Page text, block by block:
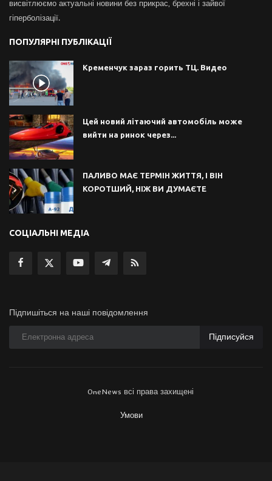
висвітлюємо актуальні новини без прикрас, брехні і зайвої
гіперболізації.
ПОПУЛЯРНІ ПУБЛІКАЦІЇ
Кременчук зараз горить ТЦ. Видео
Цей новий літаючий автомобіль може
вийти на ринок через...
ПАЛИВО МАЄ ТЕРМІН ЖИТТЯ, І ВІН
КОРОТШИЙ, НІЖ ВИ ДУМАЄТЕ
СОЦІАЛЬНІ МЕДІА
Підпишіться на наші повідомлення
Підписуйся
OneNews всі права захищені
Умови